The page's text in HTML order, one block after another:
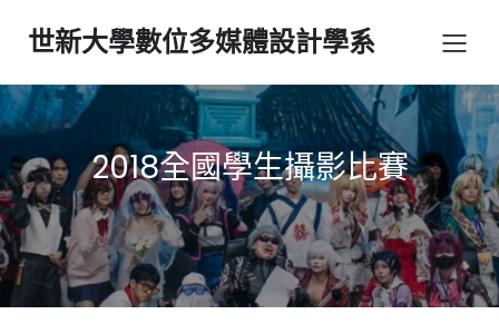
世新大學數位多媒體設計學系
2018全國學生攝影比賽